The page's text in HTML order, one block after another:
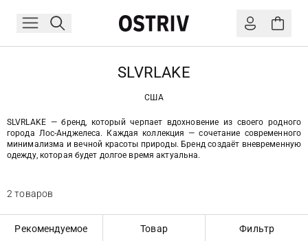
SLVRLAKE
США
SLVRLAKE — бренд, который черпает вдохновение из своего родного
города Лос-Анджелеса. Каждая коллекция — сочетание современного
минимализма и вечной красоты природы. Бренд создаёт вневременную
одежду, которая будет долгое время актуальна.
2 товаров
Рекомендуемое Товар Фильтр